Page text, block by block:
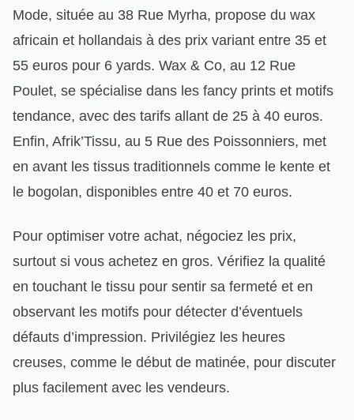
Mode, située au 38 Rue Myrha, propose du wax
africain et hollandais à des prix variant entre 35 et
55 euros pour 6 yards. Wax & Co, au 12 Rue
Poulet, se spécialise dans les fancy prints et motifs
tendance, avec des tarifs allant de 25 à 40 euros.
Enfin, Afrik’Tissu, au 5 Rue des Poissonniers, met
en avant les tissus traditionnels comme le kente et
le bogolan, disponibles entre 40 et 70 euros.
Pour optimiser votre achat, négociez les prix,
surtout si vous achetez en gros. Vérifiez la qualité
en touchant le tissu pour sentir sa fermeté et en
observant les motifs pour détecter d’éventuels
défauts d’impression. Privilégiez les heures
creuses, comme le début de matinée, pour discuter
plus facilement avec les vendeurs.